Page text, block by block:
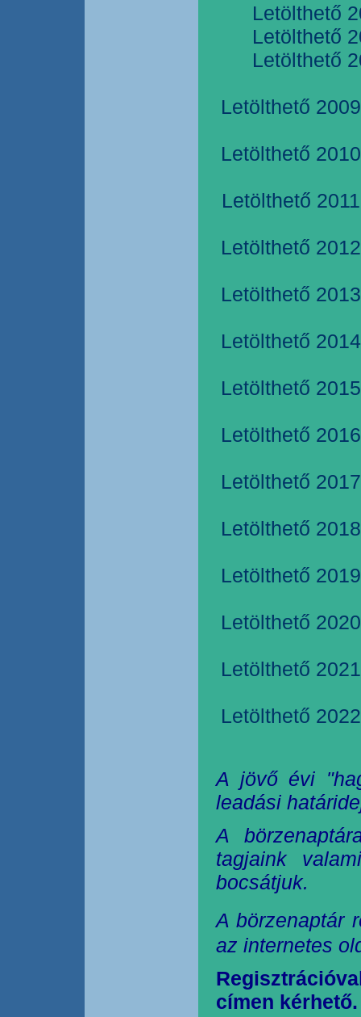
Letölthető
Letölthető
Letölthető
Letölthető
Letölthető
Letölthető
Letölthető
Letölthető
Letölthető
Letölthető
Letölthető
Letölthető
Letölthető
Letölthető
Letölthető
Letölthető
Letölthető
A jövő évi
leadási
A
tagjaink
bocsátjuk.
A börzenaptár
az internetes
címen kérhető.